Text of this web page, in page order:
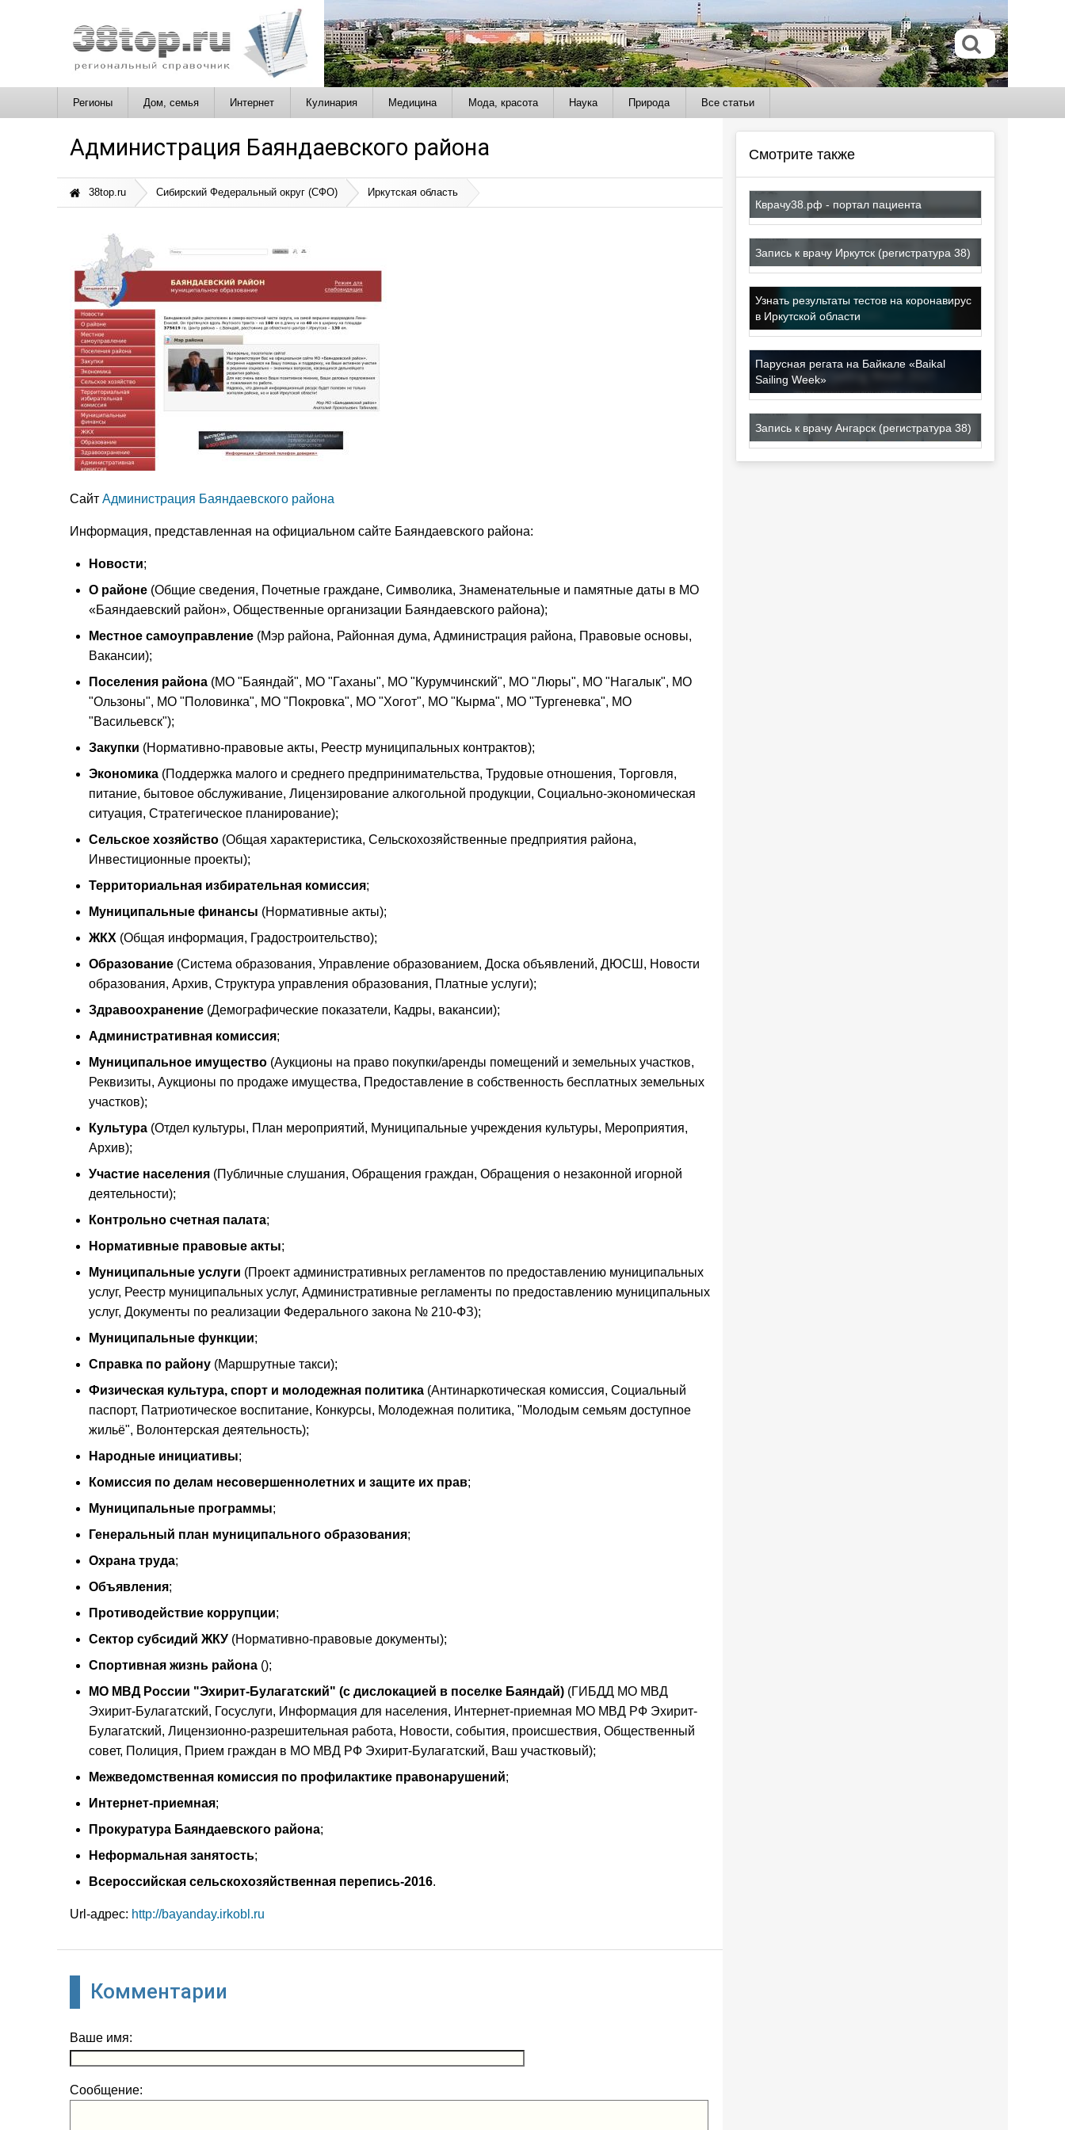
Регионы Дом, семья Интернет Кулинария Медицина Мода, красота Наука Природа Все статьи
Администрация Баяндаевского района
38top.ru Сибирский Федеральный округ (СФО) Иркутская область
Сайт Администрация Баяндаевского района
Информация, представленная на официальном сайте Баяндаевского района:
Новости;
О районе (Общие сведения, Почетные граждане, Символика, Знаменательные и памятные даты в МО
«Баяндаевский район», Общественные организации Баяндаевского района);
Местное самоуправление (Мэр района, Районная дума, Администрация района, Правовые основы,
Вакансии);
Поселения района (МО "Баяндай", МО "Гаханы", МО "Курумчинский", МО "Люры", МО "Нагалык", МО
"Ользоны", МО "Половинка", МО "Покровка", МО "Хогот", МО "Кырма", МО "Тургеневка", МО
"Васильевск");
Закупки (Нормативно-правовые акты, Реестр муниципальных контрактов);
Экономика (Поддержка малого и среднего предпринимательства, Трудовые отношения, Торговля,
питание, бытовое обслуживание, Лицензирование алкогольной продукции, Социально-экономическая
ситуация, Стратегическое планирование);
Сельское хозяйство (Общая характеристика, Сельскохозяйственные предприятия района,
Инвестиционные проекты);
Территориальная избирательная комиссия;
Муниципальные финансы (Нормативные акты);
ЖКХ (Общая информация, Градостроительство);
Образование (Система образования, Управление образованием, Доска объявлений, ДЮСШ, Новости
образования, Архив, Структура управления образования, Платные услуги);
Здравоохранение (Демографические показатели, Кадры, вакансии);
Административная комиссия;
Муниципальное имущество (Аукционы на право покупки/аренды помещений и земельных участков,
Реквизиты, Аукционы по продаже имущества, Предоставление в собственность бесплатных земельных
участков);
Культура (Отдел культуры, План мероприятий, Муниципальные учреждения культуры, Мероприятия,
Архив);
Участие населения (Публичные слушания, Обращения граждан, Обращения о незаконной игорной
деятельности);
Контрольно счетная палата;
Нормативные правовые акты;
Муниципальные услуги (Проект административных регламентов по предоставлению муниципальных
услуг, Реестр муниципальных услуг, Административные регламенты по предоставлению муниципальных
услуг, Документы по реализации Федерального закона № 210-ФЗ);
Муниципальные функции;
Справка по району (Маршрутные такси);
Физическая культура, спорт и молодежная политика (Антинаркотическая комиссия, Социальный
паспорт, Патриотическое воспитание, Конкурсы, Молодежная политика, "Молодым семьям доступное
жильё", Волонтерская деятельность);
Народные инициативы;
Комиссия по делам несовершеннолетних и защите их прав;
Муниципальные программы;
Генеральный план муниципального образования;
Охрана труда;
Объявления;
Противодействие коррупции;
Сектор субсидий ЖКУ (Нормативно-правовые документы);
Спортивная жизнь района ();
МО МВД России "Эхирит-Булагатский" (с дислокацией в поселке Баяндай) (ГИБДД МО МВД
Эхирит-Булагатский, Госуслуги, Информация для населения, Интернет-приемная МО МВД РФ Эхирит-
Булагатский, Лицензионно-разрешительная работа, Новости, события, происшествия, Общественный
совет, Полиция, Прием граждан в МО МВД РФ Эхирит-Булагатский, Ваш участковый);
Межведомственная комиссия по профилактике правонарушений;
Интернет-приемная;
Прокуратура Баяндаевского района;
Неформальная занятость;
Всероссийская сельскохозяйственная перепись-2016.
Url-адрес: http://bayanday.irkobl.ru
Комментарии
Ваше имя:
Сообщение:
Смотрите также
Кврачу38.рф - портал пациента
Запись к врачу Иркутск (регистратура 38)
Узнать результаты тестов на коронавирус
в Иркутской области
Парусная регата на Байкале «Baikal
Sailing Week»
Запись к врачу Ангарск (регистратура 38)